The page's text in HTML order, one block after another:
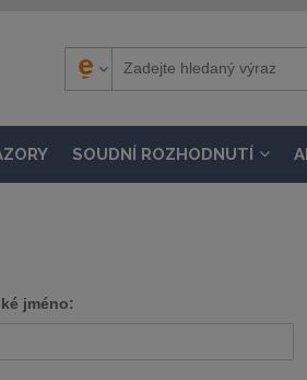
SOUDNÍ ROZHODNUTÍ
jméno: